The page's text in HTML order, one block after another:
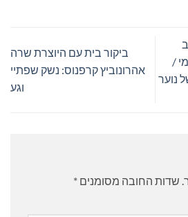
/
נוער
ביקור בית עם היוצרת שרה
אהרונוביץ קרפנוס: נשק שפתיי
וגע
שדות החובה מסומנים *